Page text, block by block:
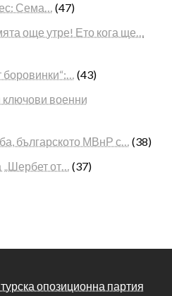
Сема… (47)
още утре! Ето кога ще…
боровинки“:… (43)
военни
българското МВнР с… (38)
„Шербет от… (37)
опозиционна партия